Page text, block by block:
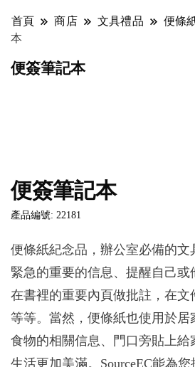
首頁 商店 文具禮品 便條
本
便簽筆記本
便簽筆記本
產品編號: 22181
便條紙紀念品，辦公室必備的
緊急的重要的信息、提醒自己或
在書裡的重要內頁做批註，在
等等。當然，便條紙也使用於居
食物的相關信息、門口旁貼上給
生活更加美滿。SourceEC能為